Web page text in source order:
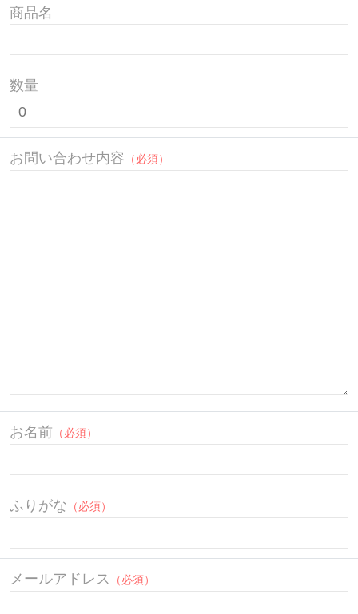
商品名
数量
お問い合わせ内容 （必須）
お名前 （必須）
ふりがな （必須）
メールアドレス （必須）